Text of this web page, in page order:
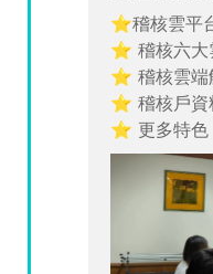
⭐稽核雲平
⭐ 稽核六大
⭐ 稽核雲端
⭐ 稽核戶資
⭐ 更多特色